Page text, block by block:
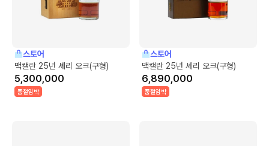
스토어
맥캘란 25년 셰리 오크(구형)
5,300,000
품절임박
스토어
맥캘란 25년 셰리 오크(구형)
6,890,000
품절임박